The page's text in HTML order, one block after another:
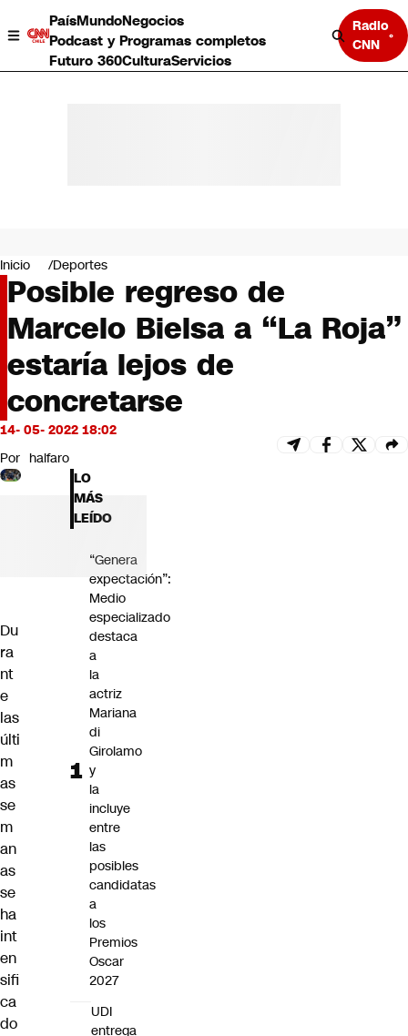
PaísMundoNegocios
Podcast y Programas completos
Futuro 360CulturaServicios
Radio
CNN
Negocios
Deportes
Programas completos
Cultura
Servicios
Bits
CNN tiempo
Futuro 360
Inicio Deportes
Posible regreso de
Marcelo Bielsa a “La Roja”
estaría lejos de
concretarse
14- 05- 2022 18:02
Por halfaro
Du
ra
nt
e
las
últi
m
as
se
m
an
as
se
ha
int
en
sifi
ca
do
LO
MÁS
LEÍDO
“Genera
expectación”:
Medio
especializado
destaca
a
la
actriz
Mariana
di
Girolamo
y
la
incluye
entre
las
posibles
candidatas
a
los
Premios
Oscar
2027
UDI
entrega